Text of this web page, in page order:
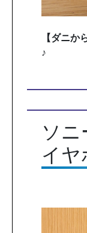
【ダニか
♪
ソ
イヤ